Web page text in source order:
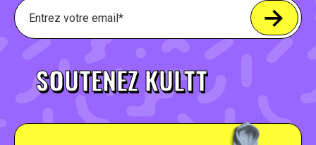
SOUTENEZ KULTT